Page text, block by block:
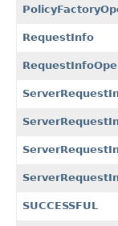
RequestInfo
SUCCESSFUL